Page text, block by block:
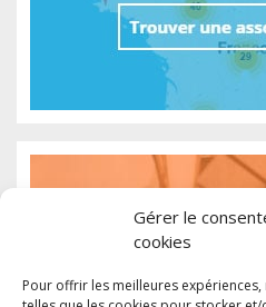
Gérer le
cookies
Pour offrir les meilleures